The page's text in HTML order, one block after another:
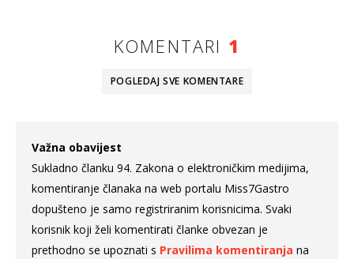
KOMENTARI 1
POGLEDAJ SVE KOMENTARE
Važna obavijest
Sukladno članku 94. Zakona o elektroničkim medijima,
komentiranje članaka na web portalu Miss7Gastro
dopušteno je samo registriranim korisnicima. Svaki
korisnik koji želi komentirati članke obvezan je
prethodno se upoznati s Pravilima komentiranja na